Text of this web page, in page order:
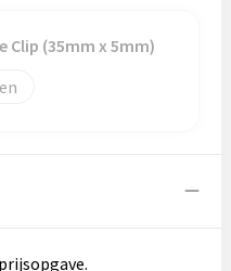
Clip (35mm x 5mm)